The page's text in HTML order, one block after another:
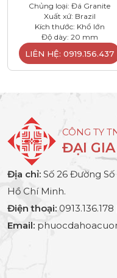
Chủng loại: Đá Granite
Xuất xứ: Brazil
Kích thước: Khổ lớn
Độ dày: 20 mm
LIÊN HỆ: 0919.156.437
CÔNG TY
ĐẠI
Địa chỉ: Số 26 Đường
Hồ Chí Minh.
Điện thoại: 0913.136.178
Email: